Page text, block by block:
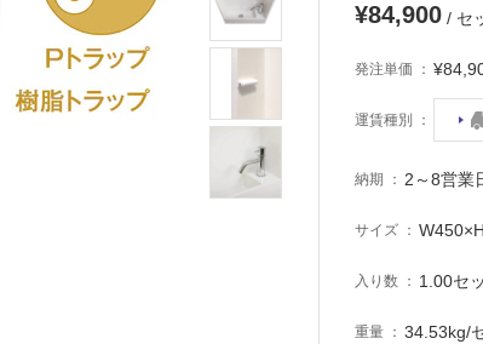
¥84,900 / セ
発注単価
運賃種別
納期 2～8営業
サイズ
入り数 1.00セ
重量 34.53kg/